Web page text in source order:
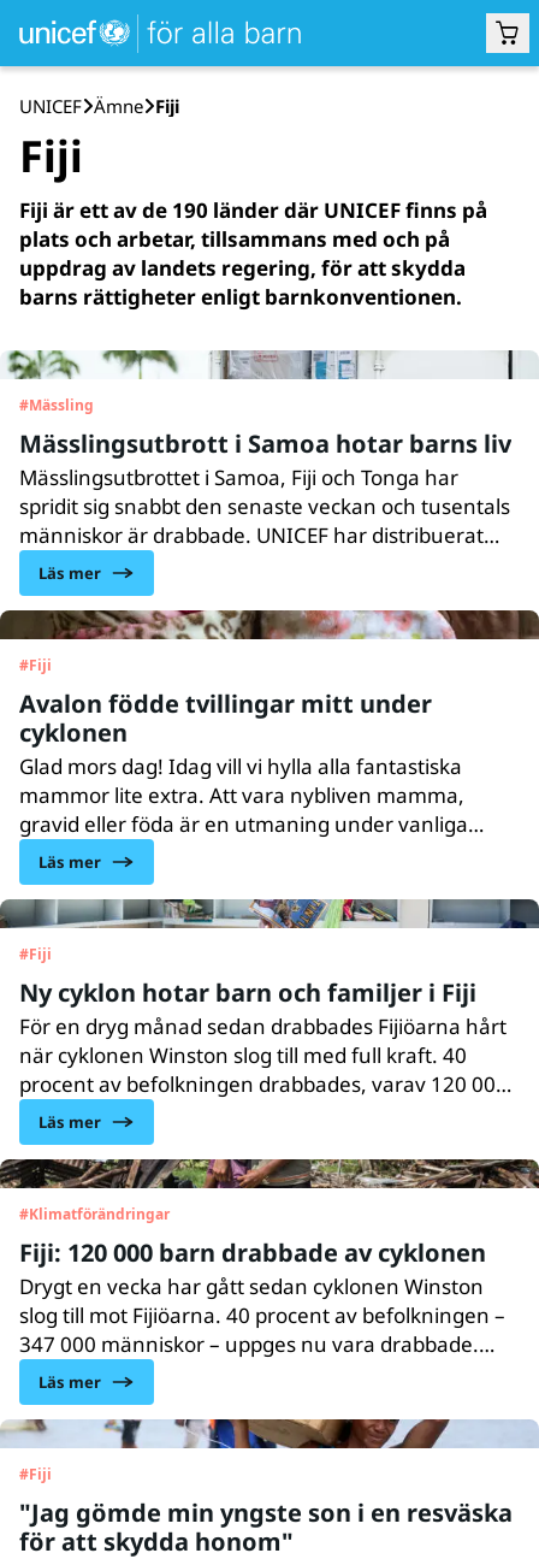
UNICEF Ämne Fiji
Fiji
Fiji är ett av de 190 länder där UNICEF finns på
plats och arbetar, tillsammans med och på
uppdrag av landets regering, för att skydda
barns rättigheter enligt barnkonventionen.
#Mässling
Mässlingsutbrott i Samoa hotar barns liv
Mässlingsutbrottet i Samoa, Fiji och Tonga har
spridit sig snabbt den senaste veckan och tusentals
människor är drabbade. UNICEF har distribuerat
nästan 300 000 doser mässlingsvaccin och
mediciner till de allra mest utsatta barnen och
familjerna i området.
Läs mer
#Fiji
Avalon födde tvillingar mitt under
cyklonen
Glad mors dag! Idag vill vi hylla alla fantastiska
mammor lite extra. Att vara nybliven mamma,
gravid eller föda är en utmaning under vanliga
omständigheter. Att plötsligt behöva föda i en
katastrof är obeskrivligt. Möt Avalon från Fiji som
fick tvillingar mitt under cyklonen Winston.
Läs mer
#Fiji
Ny cyklon hotar barn och familjer i Fiji
För en dryg månad sedan drabbades Fijiöarna hårt
när cyklonen Winston slog till med full kraft. 40
procent av befolkningen drabbades, varav 120 000
barn. Nu hotar en ny cyklon att förvärra läget för
barnen och deras familjer.
Läs mer
#Klimatförändringar
Fiji: 120 000 barn drabbade av cyklonen
Drygt en vecka har gått sedan cyklonen Winston
slog till mot Fijiöarna. 40 procent av befolkningen –
347 000 människor – uppges nu vara drabbade.
120 000 av dem är barn. Cyklonen är den starkaste
som dragit in över land efter tyfonen Haiyan som
drabbade Filippinerna 2013.
Läs mer
#Fiji
"Jag gömde min yngste son i en resväska
för att skydda honom"